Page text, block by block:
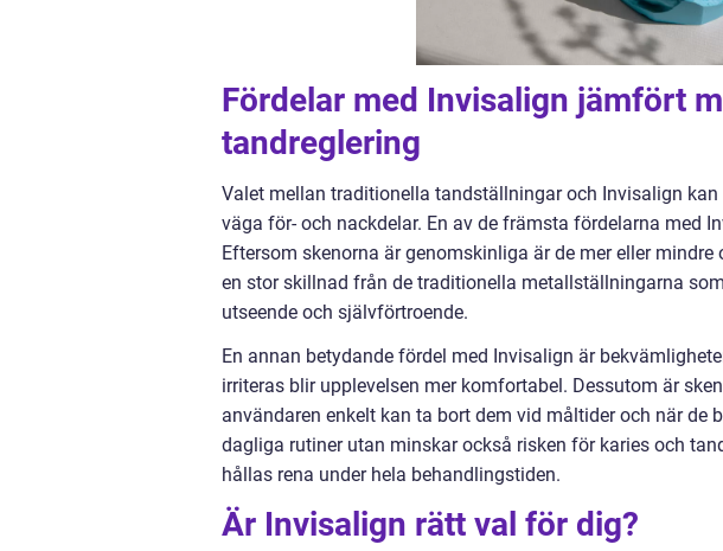
Fördelar med Invisalign jämfört
tandreglering
Valet mellan traditionella tandställningar och Invisalign
väga för- och nackdelar. En av de främsta fördelarna med
Eftersom skenorna är genomskinliga är de mer eller
en stor skillnad från de traditionella metallställningarna
utseende och självförtroende.
En annan betydande fördel med Invisalign är
irriteras blir upplevelsen mer komfortabel. Dessutom är
användaren enkelt kan ta bort dem vid måltider och när de
dagliga rutiner utan minskar också risken för karies och
hållas rena under hela behandlingstiden.
Är Invisalign rätt val för dig?